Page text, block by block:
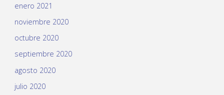
enero 2021
noviembre 2020
octubre 2020
septiembre 2020
agosto 2020
julio 2020